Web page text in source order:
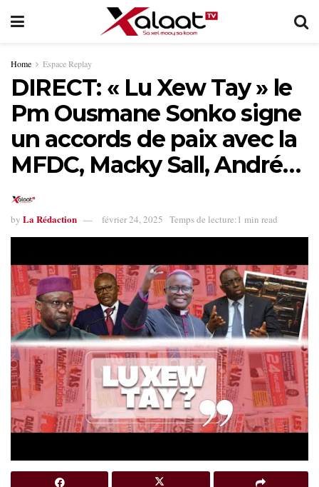
Home Espace Replay
DIRECT: « Lu Xew Tay » le
Pm Ousmane Sonko signe
un accords de paix avec la
MFDC, Macky Sall, André…
by La Rédaction février 24, 2025 Temps de lecture:1 min read